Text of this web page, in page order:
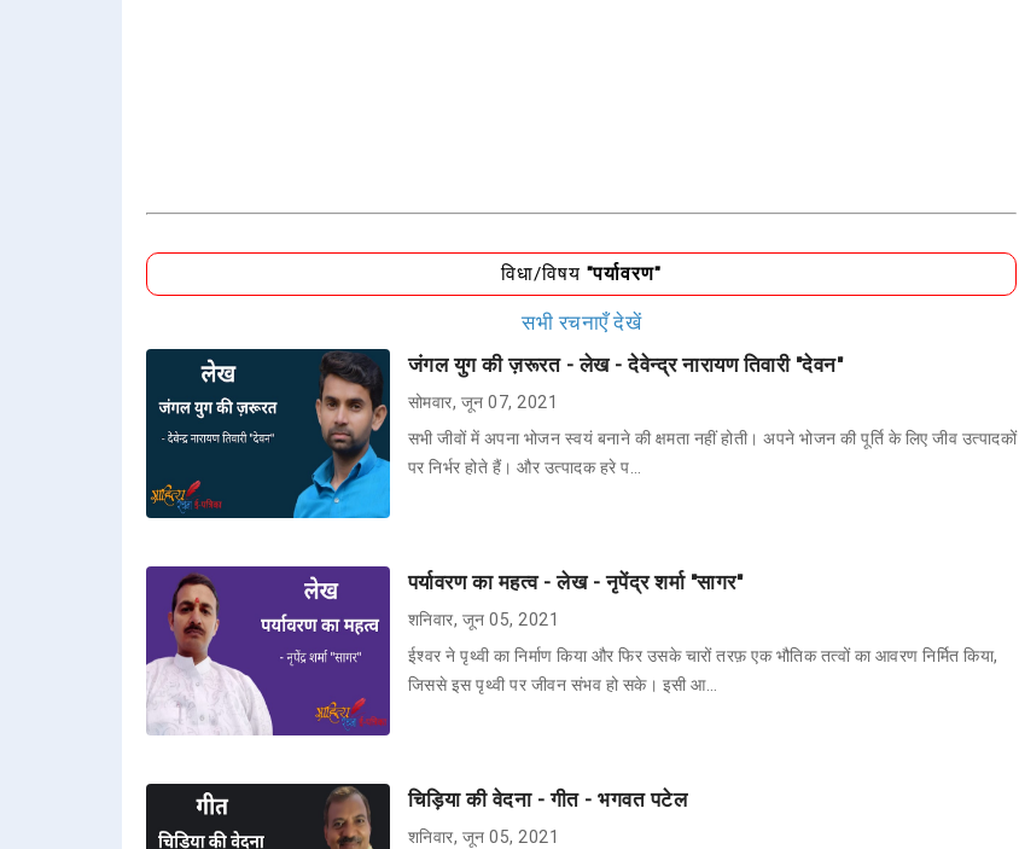
विधा/विषय "पर्यावरण"
सभी रचनाएँ देखें
जंगल युग की ज़रूरत - लेख - देवेन्द्र नारायण तिवारी "देवन"
सोमवार, जून 07, 2021
सभी जीवों में अपना भोजन स्वयं बनाने की क्षमता नहीं होती। अपने भोजन की पूर्ति के लिए जीव उत्पादकों
पर निर्भर होते हैं। और उत्पादक हरे प…
पर्यावरण का महत्व - लेख - नृपेंद्र शर्मा "सागर"
शनिवार, जून 05, 2021
ईश्वर ने पृथ्वी का निर्माण किया और फिर उसके चारों तरफ़ एक भौतिक तत्वों का आवरण निर्मित किया,
जिससे इस पृथ्वी पर जीवन संभव हो सके। इसी आ…
चिड़िया की वेदना - गीत - भगवत पटेल
शनिवार, जून 05, 2021